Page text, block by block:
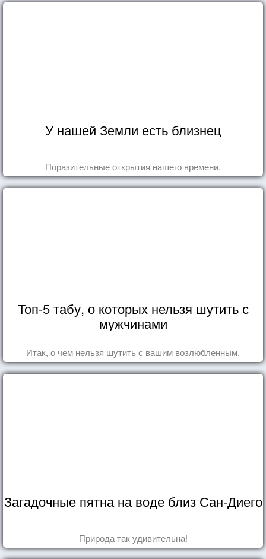
У нашей Земли есть близнец
Поразительные открытия нашего времени.
Топ-5 табу, о которых нельзя шутить с
мужчинами
Итак, о чем нельзя шутить с вашим возлюбленным.
Загадочные пятна на воде близ Сан-Диего
Природа так удивительна!